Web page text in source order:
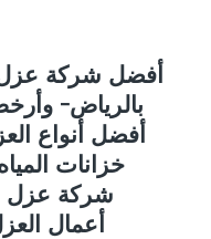
أفضل شركة
بالرياض–
أفضل أنواع
خزانات
شركة عزل
أعمال